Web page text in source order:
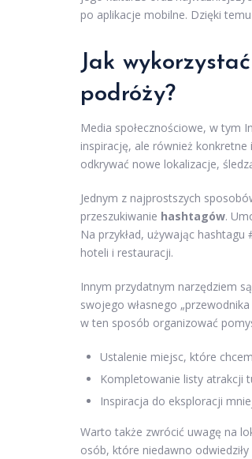
po aplikacje mobilne. Dzięki
Jak
podróży?
Media społecznościowe, w tym
inspirację, ale również
odkrywać nowe lokalizacje,
Jednym z najprostszych
przeszukiwanie hashtagów.
Na przykład, używając
hoteli i restauracji.
Innym przydatnym narzędziem
swojego własnego
w ten sposób organizować
Ustalenie miejsc, które
Kompletowanie listy atrakcji
Inspiracja do eksploracji
Warto także zwrócić uwagę na
osób, które niedawno